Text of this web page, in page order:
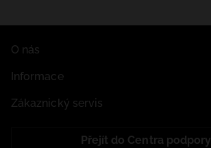
O nás
Informace
Zákaznický servis
Přejít do Centra podpory